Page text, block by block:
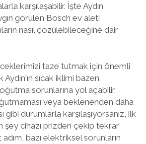
karşılaşabilir. İşte Aydın
görülen Bosch ev aleti
nasıl çözülebileceğine dair
taze tutmak için önemli
sıcak iklimi bazen
sorunlarına yol açabilir.
veya beklenenden daha
gibi durumlarla karşılaşıyorsanız, ilk
şey cihazı prizden çekip tekrar
bazı elektriksel sorunların